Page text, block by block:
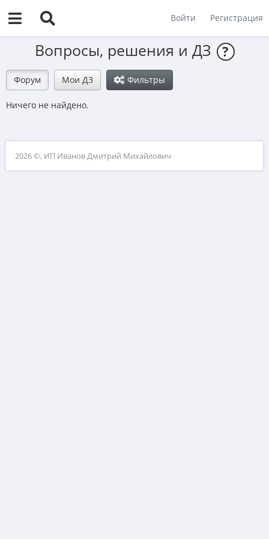
Войти Регистрация
Вопросы, решения и ДЗ ?
Форум Мои ДЗ Фильтры
Ничего не найдено.
2026 ©, ИП Иванов Дмитрий Михайлович